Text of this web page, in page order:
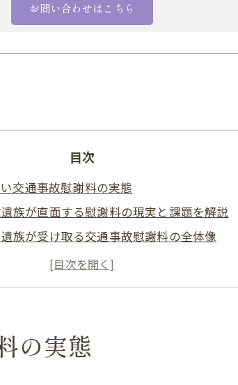
お問い合わせはこちら
目次
交通事故慰謝料の実態
族が直面する慰謝料の現実と課題を解説
族が受け取る交通事故慰謝料の全体像
における慰謝料の意味とその重要性とは
的苦痛と交通事故慰謝料の関係性を考え
遺族が直面する課題とは
族が抱える慰謝料請求の悩みと対応策
の実態